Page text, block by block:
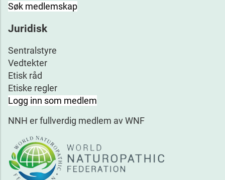
Søk medlemskap
Juridisk
Sentralstyre
Vedtekter
Etisk råd
Etiske regler
Logg inn som medlem
NNH er fullverdig medlem av WNF